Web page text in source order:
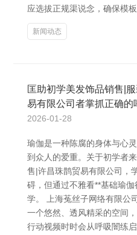
应选拔正规渠说念，确保模
新闻动态
匡助初学美发饰品销售|
易有限公司者掌抓正确的
2026-01-28
瑜伽是一种陈腐的身体与心
到众人的爱重。关于初学者
售|许昌珠鹊贸易有限公司，
碍，但通过不雅看**基础瑜
学。 上海菟丝子网络有限公
一个悠然、透风精采的空间
行动视频时时会从呼吸闇练